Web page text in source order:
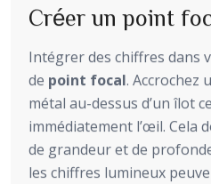
Créer un point
Intégrer des chiffres dans
de point focal. Accrochez
métal au-dessus d’un îlot
immédiatement l’œil. Cela
de grandeur et de
les chiffres lumineux